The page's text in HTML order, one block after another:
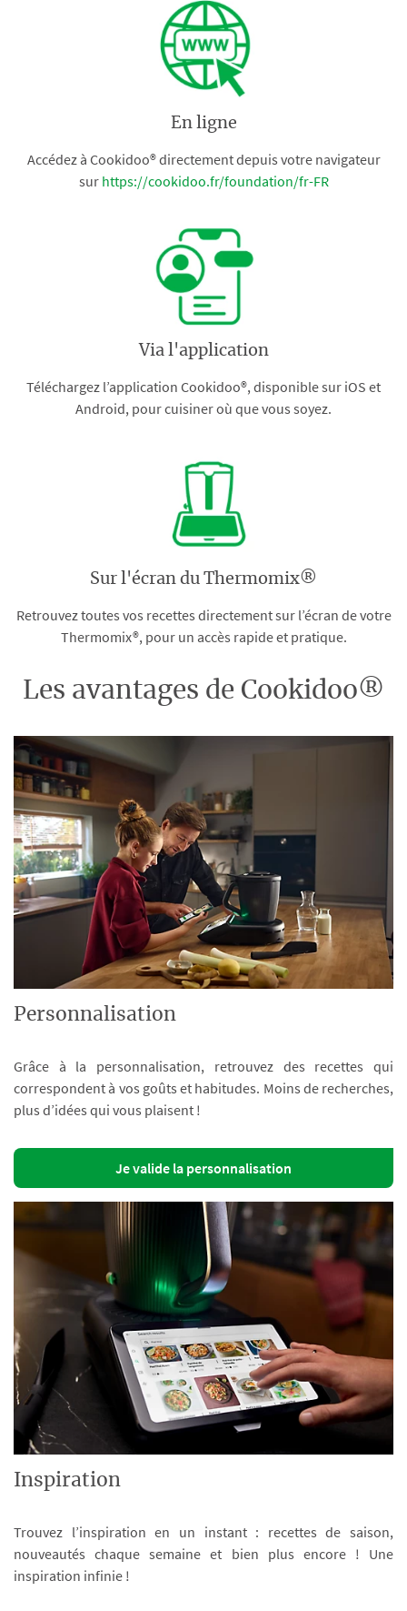
En ligne
Accédez à Cookidoo® directement depuis votre navigateur
sur https://cookidoo.fr/foundation/fr-FR
Via l'application
Téléchargez l’application Cookidoo®, disponible sur iOS et
Android, pour cuisiner où que vous soyez.
Sur l'écran du Thermomix®
Retrouvez toutes vos recettes directement sur l’écran de votre
Thermomix®, pour un accès rapide et pratique.
Les avantages de Cookidoo®
Personnalisation
Grâce à la personnalisation, retrouvez des recettes qui
correspondent à vos goûts et habitudes. Moins de recherches,
plus d’idées qui vous plaisent !
Je valide la personnalisation
Inspiration
Trouvez l’inspiration en un instant : recettes de saison,
nouveautés chaque semaine et bien plus encore ! Une
inspiration infinie !